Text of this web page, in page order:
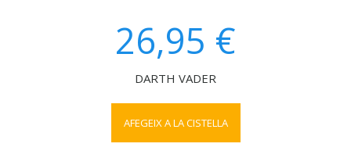
26,95 €
DARTH VADER
AFEGEIX A LA CISTELLA